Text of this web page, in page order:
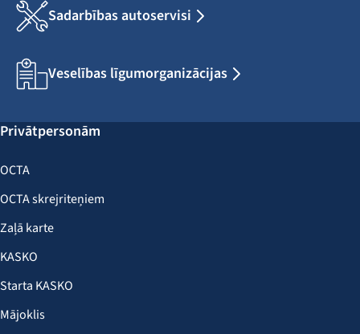
Sadarbības autoservisi
Veselības līgumorganizācijas
Privātpersonām
OCTA
OCTA skrejriteņiem
Zaļā karte
KASKO
Starta KASKO
Mājoklis